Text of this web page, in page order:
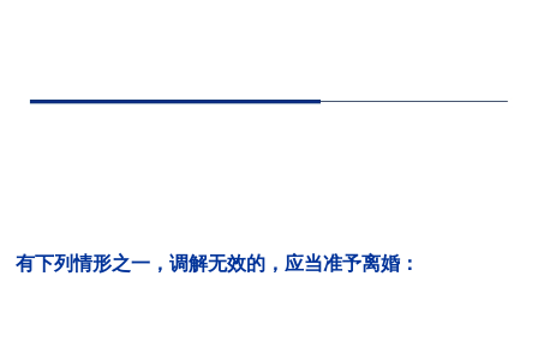
有下列情形之一，调解无效的，应当准予离婚：